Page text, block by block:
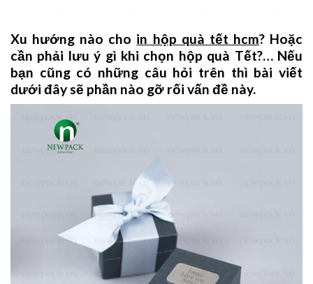
Xu hướng nào cho in hộp quà tết hcm? Hoặc
cần phải lưu ý gì khi chọn hộp quà Tết?… Nếu
bạn cũng có những câu hỏi trên thì bài viết
dưới đây sẽ phần nào gỡ rối vấn đề này.